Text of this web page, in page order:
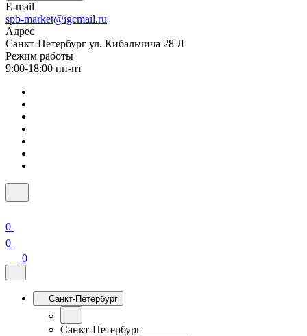
E-mail
spb-market@igcmail.ru
Адрес
Санкт-Петербург ул. Кибальчича 28 Л
Режим работы
9:00-18:00 пн-пт
0
0
0
Санкт-Петербург
Санкт-Петербург